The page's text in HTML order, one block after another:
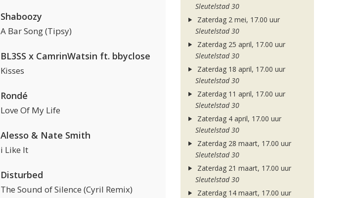
Shaboozy
A Bar Song (Tipsy)
BL3SS x CamrinWatsin ft. bbyclose
Kisses
Rondé
Love Of My Life
Alesso & Nate Smith
i Like It
Disturbed
The Sound of Silence (Cyril Remix)
Sleutelstad 30
Zaterdag 2 mei, 17.00 uur
Sleutelstad 30
Zaterdag 25 april, 17.00 uur
Sleutelstad 30
Zaterdag 18 april, 17.00 uur
Sleutelstad 30
Zaterdag 11 april, 17.00 uur
Sleutelstad 30
Zaterdag 4 april, 17.00 uur
Sleutelstad 30
Zaterdag 28 maart, 17.00 uur
Sleutelstad 30
Zaterdag 21 maart, 17.00 uur
Sleutelstad 30
Zaterdag 14 maart, 17.00 uur